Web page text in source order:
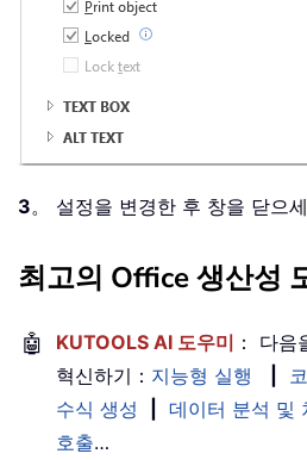
3。 설정을 변경한 후 창을 닫으세
최고의 Office 생산성
🤖 KUTOOLS AI 도우미 ： 다
혁신하기： 지능형 실행
수식 생성
데이터 분석 및
호출…